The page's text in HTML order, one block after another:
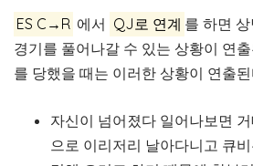
ES C→R 에서 QJ로 연계 를 하면
경기를 풀어나갈 수 있는 상황이 연
를 당했을 때는 이러한 상황이 연출된
자신이 넘어졌다 일어나보면
으로 이리저리 날아다니고 큐